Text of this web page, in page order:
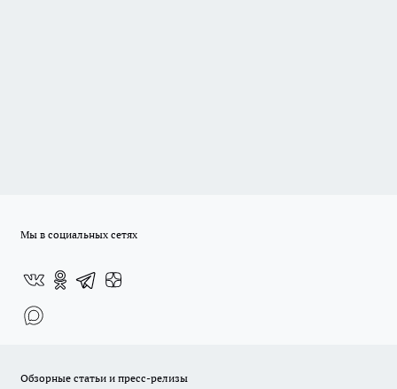
Мы в социальных сетях
Обзорные статьи и пресс-релизы